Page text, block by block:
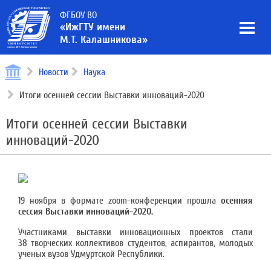
ФГБОУ ВО
«ИжГТУ имени
М.Т. Калашникова»
Новости Наука
Итоги осенней сессии Выставки инноваций-2020
Итоги осенней сессии Выставки
инноваций-2020
19 ноября в формате zoom-конференции прошла осенняя
сессия Выставки инноваций-2020.
Участниками выставки инновационных проектов стали
38 творческих коллективов студентов, аспирантов, молодых
ученых вузов Удмуртской Республики.